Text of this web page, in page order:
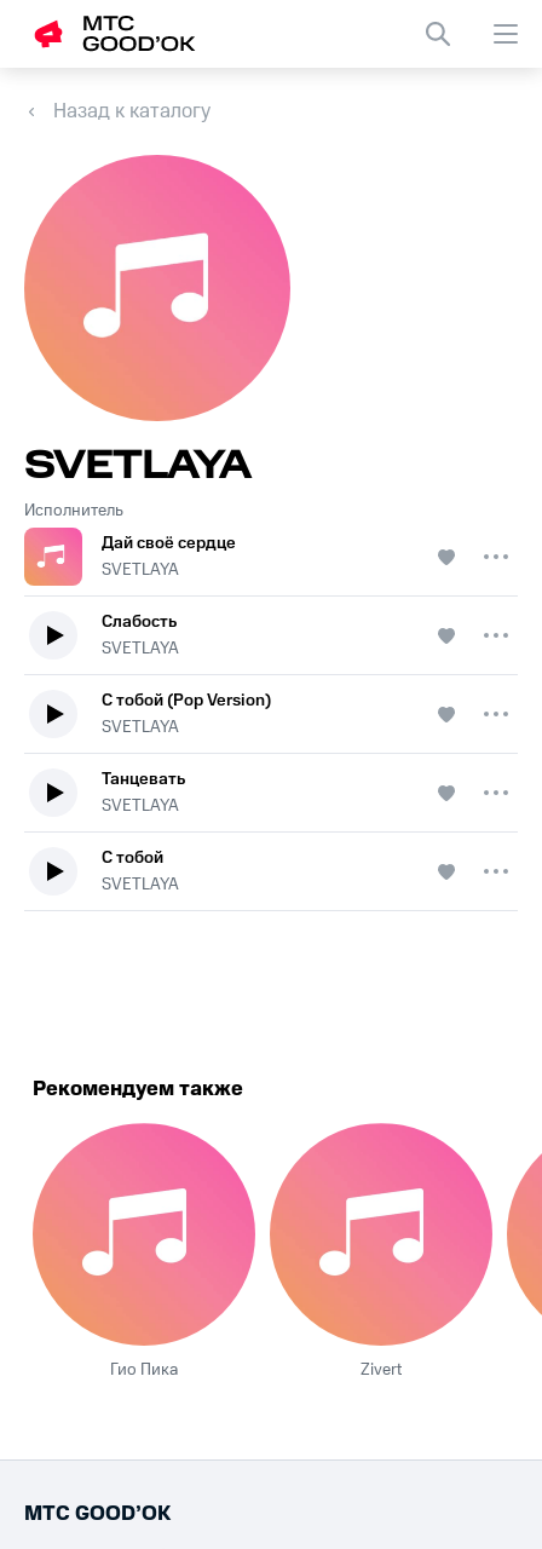
Назад к каталогу
Исполнитель
SVETLAYA
Дай своё сердце
SVETLAYA
Слабость
SVETLAYA
С тобой (Pop Version)
SVETLAYA
Танцевать
SVETLAYA
С тобой
SVETLAYA
Рекомендуем также
Гио Пика Zivert
МТС GOOD’OK